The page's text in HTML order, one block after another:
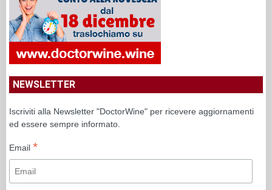
NEWSLETTER
Iscriviti alla Newsletter "DoctorWine" per ricevere aggiornamenti
ed essere sempre informato.
Email *